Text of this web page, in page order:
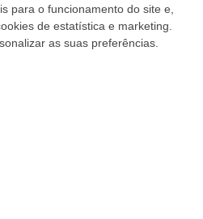
nacional
para o funcionamento do site e,
de estatística e marketing.
as suas preferências.